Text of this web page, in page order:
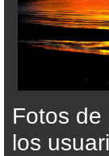
Fotos
los